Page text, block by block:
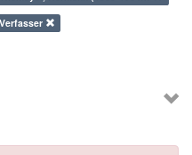
Verfasser